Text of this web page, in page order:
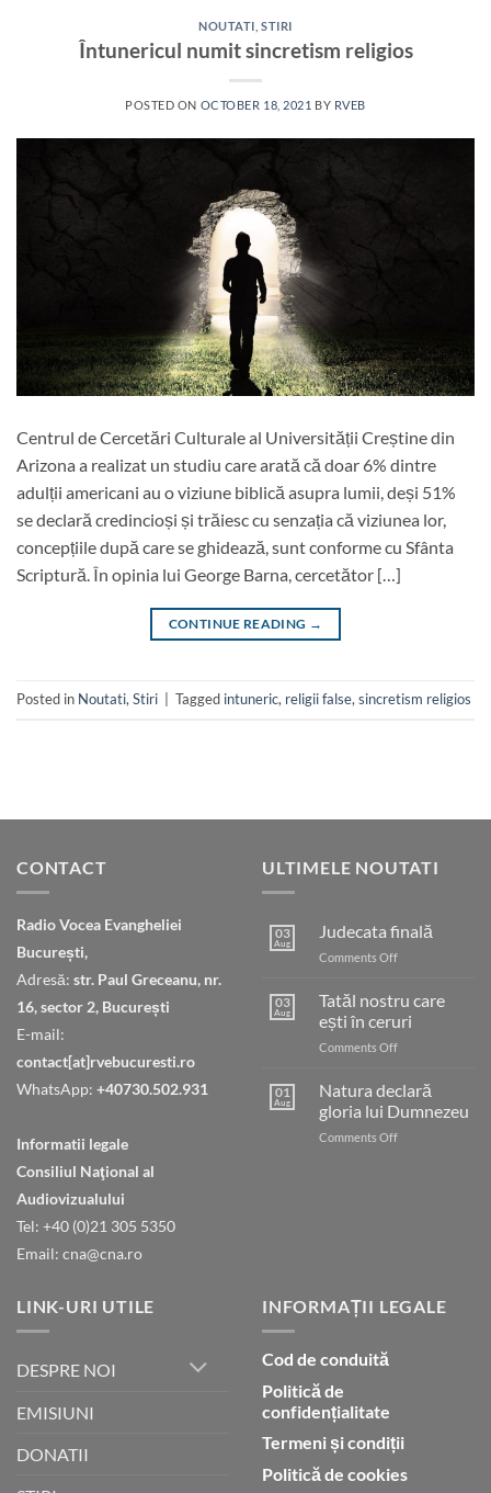
NOUTATI ,STIRI
Întunericul numit sincretism religios
POSTED ON OCTOBER 18, 2021 BY RVEB
Centrul de Cercetări Culturale al Universității Creștine din
Arizona a realizat un studiu care arată că doar 6% dintre
adulții americani au o viziune biblică asupra lumii, deși 51%
se declară credincioși și trăiesc cu senzația că viziunea lor,
concepțiile după care se ghidează, sunt conforme cu Sfânta
Scriptură. În opinia lui George Barna, cercetător […]
CONTINUE READING →
Posted in Noutati, Stiri Tagged intuneric, religii false, sincretism religios
CONTACT
Radio Vocea Evangheliei
București,
Adresă: str. Paul Greceanu, nr.
16, sector 2, București
E-mail:
contact[at]rvebucuresti.ro
WhatsApp: +40730.502.931
Informatii legale
Consiliul Naţional al
Audiovizualului
Tel: +40 (0)21 305 5350
Email: cna@cna.ro
ULTIMELE NOUTATI
03
Aug
Judecata finală
Comments Offon
03
Aug
Tatăl nostru care
ești în ceruri
Comments Offon
nostru
care
ești
în
01
Aug
Natura declară
gloria lui Dumnezeu
Comments Offon
LINK-URI UTILE
DESPRE NOI
EMISIUNI
DONATII
INFORMAȚII LEGALE
Cod de conduită
Politică de
confidențialitate
Termeni și condiții
Politică de cookies